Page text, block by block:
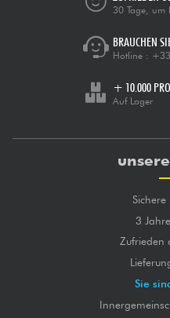
30 Tage, um
BRAUCHEN
Hotline :
+ 10.000
Auf Lager
Sichere
3
Zufrieden
Sie